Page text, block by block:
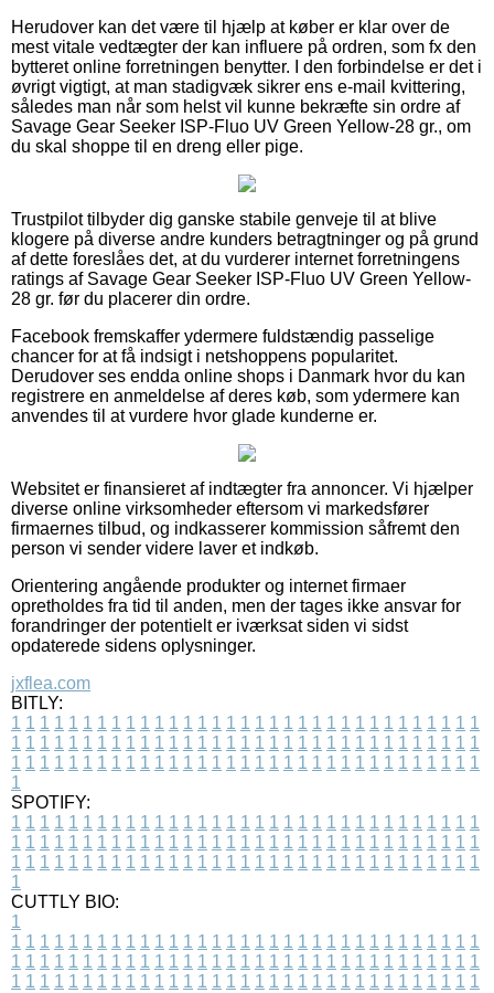
Herudover kan det være til hjælp at køber er klar over de
mest vitale vedtægter der kan influere på ordren, som fx den
bytteret online forretningen benytter. I den forbindelse er det i
øvrigt vigtigt, at man stadigvæk sikrer ens e-mail kvittering,
således man når som helst vil kunne bekræfte sin ordre af
Savage Gear Seeker ISP-Fluo UV Green Yellow-28 gr., om
du skal shoppe til en dreng eller pige.
Trustpilot tilbyder dig ganske stabile genveje til at blive
klogere på diverse andre kunders betragtninger og på grund
af dette foreslåes det, at du vurderer internet forretningens
ratings af Savage Gear Seeker ISP-Fluo UV Green Yellow-
28 gr. før du placerer din ordre.
Facebook fremskaffer ydermere fuldstændig passelige
chancer for at få indsigt i netshoppens popularitet.
Derudover ses endda online shops i Danmark hvor du kan
registrere en anmeldelse af deres køb, som ydermere kan
anvendes til at vurdere hvor glade kunderne er.
Websitet er finansieret af indtægter fra annoncer. Vi hjælper
diverse online virksomheder eftersom vi markedsfører
firmaernes tilbud, og indkasserer kommission såfremt den
person vi sender videre laver et indkøb.
Orientering angående produkter og internet firmaer
opretholdes fra tid til anden, men der tages ikke ansvar for
forandringer der potentielt er iværksat siden vi sidst
opdaterede sidens oplysninger.
jxflea.com
BITLY:
1 1 1 1 1 1 1 1 1 1 1 1 1 1 1 1 1 1 1 1 1 1 1 1 1 1 1 1 1 1 1 1 1
1 1 1 1 1 1 1 1 1 1 1 1 1 1 1 1 1 1 1 1 1 1 1 1 1 1 1 1 1 1 1 1 1
1 1 1 1 1 1 1 1 1 1 1 1 1 1 1 1 1 1 1 1 1 1 1 1 1 1 1 1 1 1 1 1 1
1
SPOTIFY:
1 1 1 1 1 1 1 1 1 1 1 1 1 1 1 1 1 1 1 1 1 1 1 1 1 1 1 1 1 1 1 1 1
1 1 1 1 1 1 1 1 1 1 1 1 1 1 1 1 1 1 1 1 1 1 1 1 1 1 1 1 1 1 1 1 1
1 1 1 1 1 1 1 1 1 1 1 1 1 1 1 1 1 1 1 1 1 1 1 1 1 1 1 1 1 1 1 1 1
1
CUTTLY BIO:
1
1 1 1 1 1 1 1 1 1 1 1 1 1 1 1 1 1 1 1 1 1 1 1 1 1 1 1 1 1 1 1 1 1
1 1 1 1 1 1 1 1 1 1 1 1 1 1 1 1 1 1 1 1 1 1 1 1 1 1 1 1 1 1 1 1 1
1 1 1 1 1 1 1 1 1 1 1 1 1 1 1 1 1 1 1 1 1 1 1 1 1 1 1 1 1 1 1 1 1